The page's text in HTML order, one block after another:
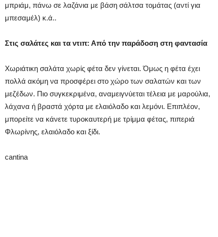
μπριάμ, πάνω σε λαζάνια με βάση σάλτσα τομάτας (αντί για
μπεσαμέλ) κ.ά..
Στις σαλάτες και τα ντιπ: Από την παράδοση στη φαντασία
Χωριάτικη σαλάτα χωρίς φέτα δεν γίνεται. Όμως η φέτα έχει
πολλά ακόμη να προσφέρει στο χώρο των σαλατών και των
μεζέδων. Πιο συγκεκριμένα, αναμειγνύεται τέλεια με μαρούλια,
λάχανα ή βραστά χόρτα με ελαιόλαδο και λεμόνι. Επιπλέον,
μπορείτε να κάνετε τυροκαυτερή με τρίμμα φέτας, πιπεριά
Φλωρίνης, ελαιόλαδο και ξίδι.
cantina